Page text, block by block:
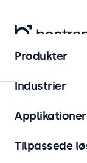
Hjem
Produkter
Industrier
Applikationer
Tilpassede